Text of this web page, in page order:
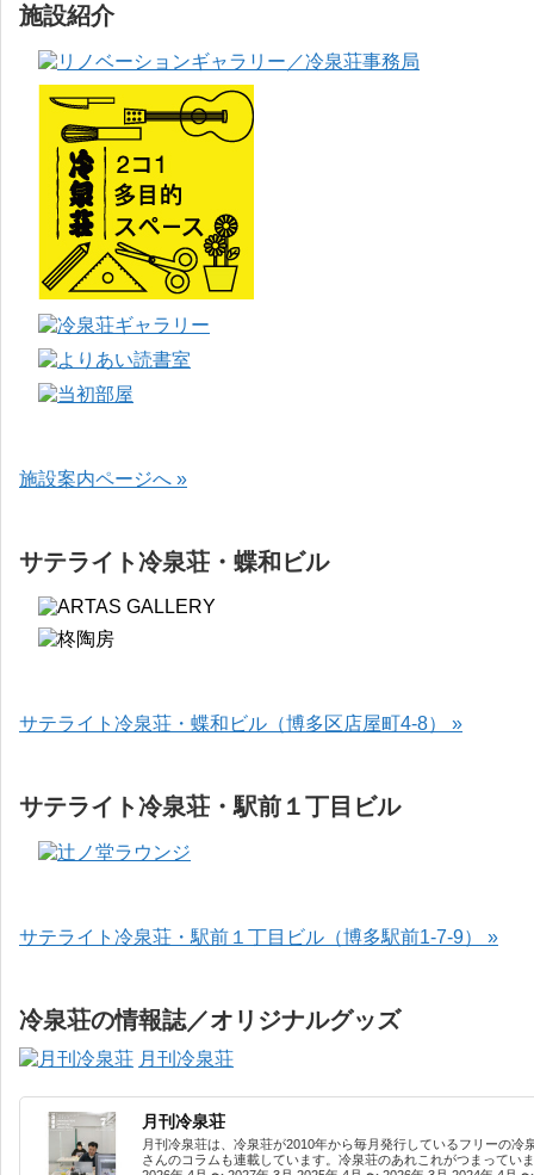
施設紹介
施設案内ページへ »
サテライト冷泉荘・蝶和ビル
サテライト冷泉荘・蝶和ビル（博多区店屋町4-8） »
サテライト冷泉荘・駅前１丁目ビル
サテライト冷泉荘・駅前１丁目ビル（博多駅前1-7-9） »
冷泉荘の情報誌／オリジナルグッズ
月刊冷泉荘
月刊冷泉荘
月刊冷泉荘は、冷泉荘が2010年から毎月発行しているフリーの
さんのコラムも連載しています。冷泉荘のあれこれがつまってい